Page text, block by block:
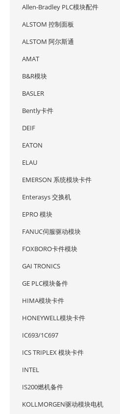
Allen-Bradley PLC模块配件
ALSTOM 控制面板
ALSTOM 阿尔斯通
AMAT
B&R模块
BASLER
Bently卡件
DEIF
EATON
ELAU
EMERSON 系统模块卡件
Enterasys 交换机
EPRO 模块
FANUC伺服驱动模块
FOXBORO卡件模块
GAI TRONICS
GE PLC模块备件
HIMA模块卡件
HONEYWELL模块卡件
IC693/1C697
ICS TRIPLEX 模块卡件
INTEL
IS200燃机备件
KOLLMORGEN驱动模块电机